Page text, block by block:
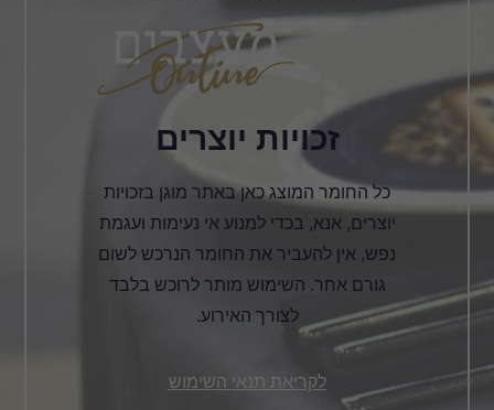
זכויות יוצרים
כל החומר המוצג כאן באתר מוגן בזכויות
יוצרים, אנא, בכדי למנוע אי נעימות ועגמת
נפש, אין להעביר את החומר הנרכש לשום
גורם אחר. השימוש מותר לרוכש בלבד
לצורך האירוע.
לקריאת תנאי השימוש